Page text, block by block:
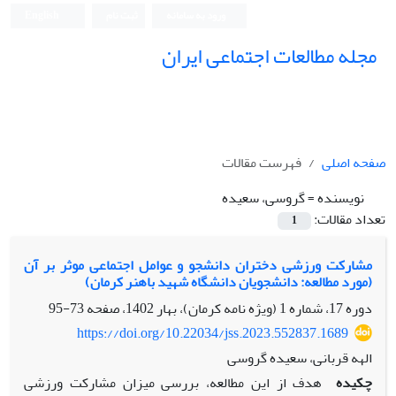
مجله مطالعات اجتماعی ایران
صفحه اصلی
فهرست مقالات
نویسنده =گروسی، سعیده
تعداد مقالات:
1
مشارکت ورزشی دختران دانشجو و عوامل اجتماعی موثر بر آن
(مورد مطالعه: دانشجویان دانشگاه شهید باهنر کرمان)
دوره 17، شماره 1 (ویژه نامه کرمان)، بهار 1402، صفحه
73-95
https://doi.org/10.22034/jss.2023.552837.1689
الهه قربانی، سعیده گروسی
چکیده هدف از این مطالعه، بررسی میزان مشارکت ورزشی